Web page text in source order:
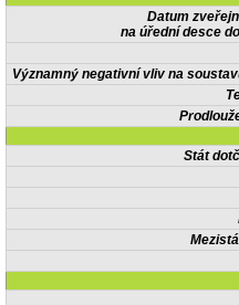
Datum
na úřední desce
Významný negativní vliv na
Stát